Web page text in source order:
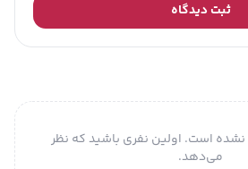
ثبت دیدگاه
است. اولین نفری باشید که نظر
می‌دهد.